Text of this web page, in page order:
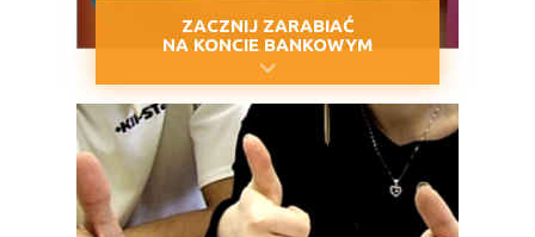
ZACZNIJ ZARABIAĆ
NA KONCIE BANKOWYM